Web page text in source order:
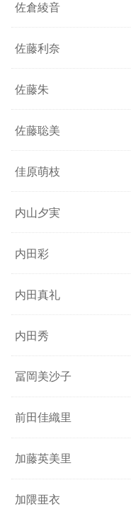
佐倉綾音
佐藤利奈
佐藤朱
佐藤聡美
佳原萌枝
内山夕実
内田彩
内田真礼
内田秀
冨岡美沙子
前田佳織里
加藤英美里
加隈亜衣